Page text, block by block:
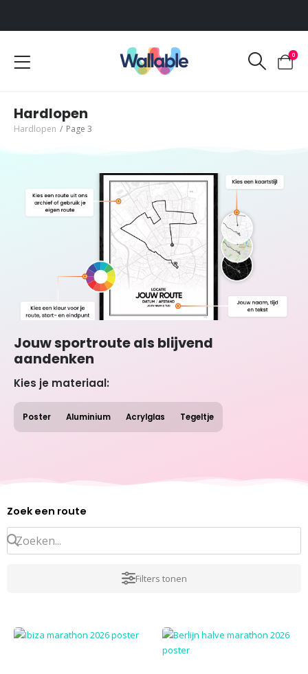
Voor 12:00 uur besteld, dezelfde werkdag verzonden
0
Hardlopen
Hardlopen / Page 3
Jouw sportroute als blijvend
aandenken
Kies je materiaal:
Poster Aluminium Acrylglas Tegeltje
Zoek een route
Filters tonen